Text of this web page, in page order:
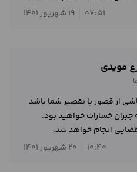
07:51
19 شهریور 1401
مویدی
از قصور یا تقصیر شما باشد
خسارات خواهید بود.
انجام خواهد شد.
10:40
20 شهریور 1401